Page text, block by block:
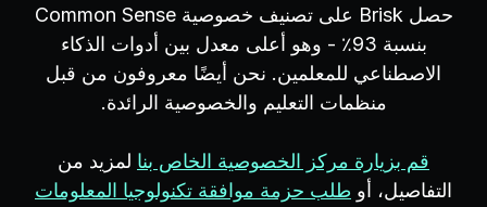
حصل Brisk على تصنيف خصوصية Common Sense
بنسبة 93٪ - وهو أعلى معدل بين أدوات الذكاء
الاصطناعي للمعلمين. نحن أيضًا معروفون من قبل
منظمات التعليم والخصوصية الرائدة.
قم بزيارة مركز الخصوصية الخاص بنا لمزيد من
التفاصيل، أو طلب حزمة موافقة تكنولوجيا المعلومات